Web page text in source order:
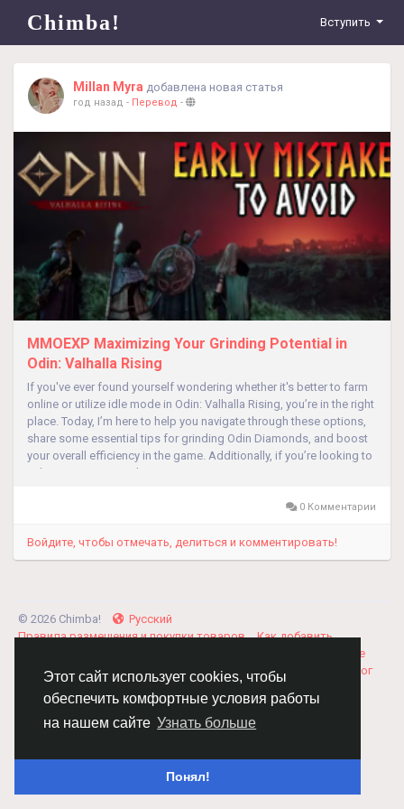
Этот сайт использует cookies, чтобы
обеспечить комфортные условия работы
на нашем сайте Узнать больше
Понял!
Chimba! Вступить
Millan Myra добавлена новая статья
год назад - Перевод -
MMOEXP Maximizing Your Grinding Potential in
Odin: Valhalla Rising
If you've ever found yourself wondering whether it's better to farm
online or utilize idle mode in Odin: Valhalla Rising, you’re in the right
place. Today, I’m here to help you navigate through these options,
share some essential tips for grinding Odin Diamonds, and boost
your overall efficiency in the game. Additionally, if you’re looking to
enhance your gameplay experience...
0 Комментарии
Войдите, чтобы отмечать, делиться и комментировать!
© 2026 Chimba!
Русский
Правила размещения и покупки товаров
Как добавить
Соглашение
Политика Конфиденциальности
Свяжитесь с нами Каталог